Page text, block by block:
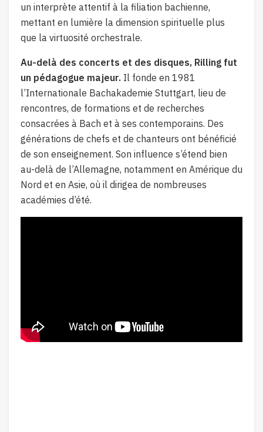
un interprète attentif à la filiation bachienne,
mettant en lumière la dimension spirituelle plus
que la virtuosité orchestrale.
Au-delà des concerts et des disques, Rilling fut
un pédagogue majeur. Il fonde en 1981
l’Internationale Bachakademie Stuttgart, lieu de
rencontres, de formations et de recherches
consacrées à Bach et à ses contemporains. Des
générations de chefs et de chanteurs ont bénéficié
de son enseignement. Son influence s’étend bien
au-delà de l’Allemagne, notamment en Amérique du
Nord et en Asie, où il dirigea de nombreuses
académies d’été.